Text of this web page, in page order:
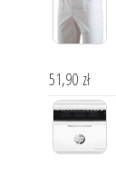
51,90 zł